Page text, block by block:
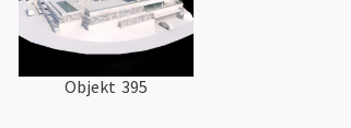
Objekt 395